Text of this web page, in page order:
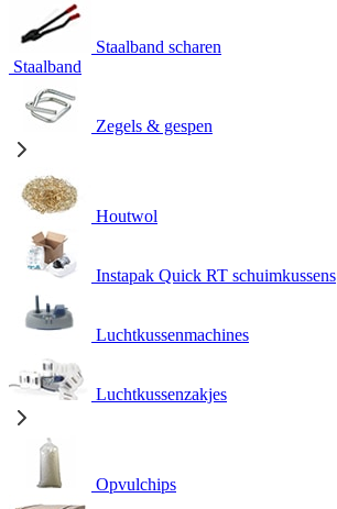
Staalband scharen
Staalband
Zegels & gespen
Houtwol
Instapak Quick RT schuimkussens
Luchtkussenmachines
Luchtkussenzakjes
Opvulchips